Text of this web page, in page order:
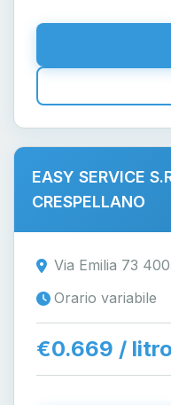
EASY SERVICE
CRESPELLANO
Via Emilia 73
Orario variabile
€0.669 / litro